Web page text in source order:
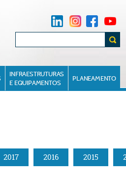
INFRAESTRUTURAS
E EQUIPAMENTOS
PLANEAMENTO
2017 2016 2015